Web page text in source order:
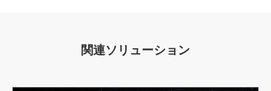
関連ソリューション